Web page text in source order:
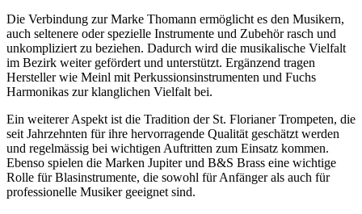
Die Verbindung zur Marke Thomann ermöglicht es den Musikern,
auch seltenere oder spezielle Instrumente und Zubehör rasch und
unkompliziert zu beziehen. Dadurch wird die musikalische Vielfalt
im Bezirk weiter gefördert und unterstützt. Ergänzend tragen
Hersteller wie Meinl mit Perkussionsinstrumenten und Fuchs
Harmonikas zur klanglichen Vielfalt bei.
Ein weiterer Aspekt ist die Tradition der St. Florianer Trompeten, die
seit Jahrzehnten für ihre hervorragende Qualität geschätzt werden
und regelmässig bei wichtigen Auftritten zum Einsatz kommen.
Ebenso spielen die Marken Jupiter und B&S Brass eine wichtige
Rolle für Blasinstrumente, die sowohl für Anfänger als auch für
professionelle Musiker geeignet sind.